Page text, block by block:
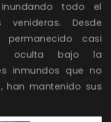
todo el
Desde
permanecido casi
y oculta bajo la
inmundos que no
han mantenido sus